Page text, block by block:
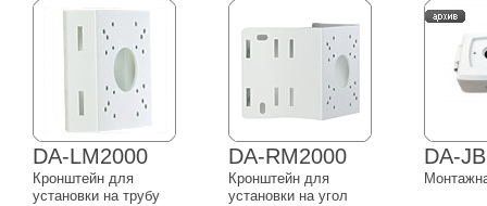
DA-LM2000
Кронштейн для
установки на трубу
DA-RM2000
Кронштейн для
установки на угол
DA-